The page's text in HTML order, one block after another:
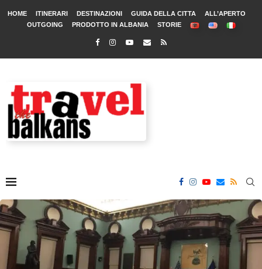
HOME ITINERARI DESTINAZIONI GUIDA DELLA CITTA
ALL’APERTO
OUTGOING
PRODOTTO IN ALBANIA STORIE